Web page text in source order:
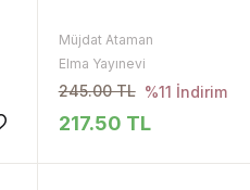
Müjdat Ataman
Elma Yayınevi
245.00 TL %11 İndirim
217.50 TL